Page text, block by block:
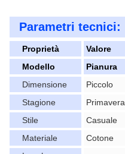
Parametri tecnici:
Proprietà
Valore
Modello
Pianura
Dimensione
Piccolo
Stagione
Primavera
Stile
Casuale
Materiale
Cotone